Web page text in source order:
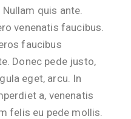
quis ante.
venenatis faucibus.
faucibus
Donec pede justo,
eget, arcu. In
a, venenatis
felis eu pede mollis.